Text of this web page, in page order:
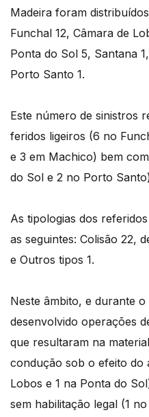
Madeira foram
Funchal 12, Câmara de
Ponta do Sol 5, Santana
Porto Santo 1.
Este número de sinistros
feridos ligeiros (6 no
e 3 em Machico) bem
do Sol e 2 no Porto
As tipologias dos
as seguintes: Colisão 22,
e Outros tipos 1.
Neste âmbito, e durante
desenvolvido operações
que resultaram na
condução sob o efeito do
Lobos e 1 na Ponta do
sem habilitação legal (1